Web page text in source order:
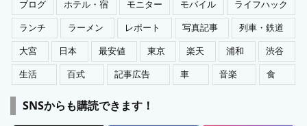
ブログ
ホテル・宿 モニター モバイル
ライフハック
ランチ
ラーメン レポート 写真記事
列車・鉄道
大宮
日本 最安値 東京 楽天 浦和
渋谷
生活
百式 記事広告 車 音楽 食
SNSからも購読できます！